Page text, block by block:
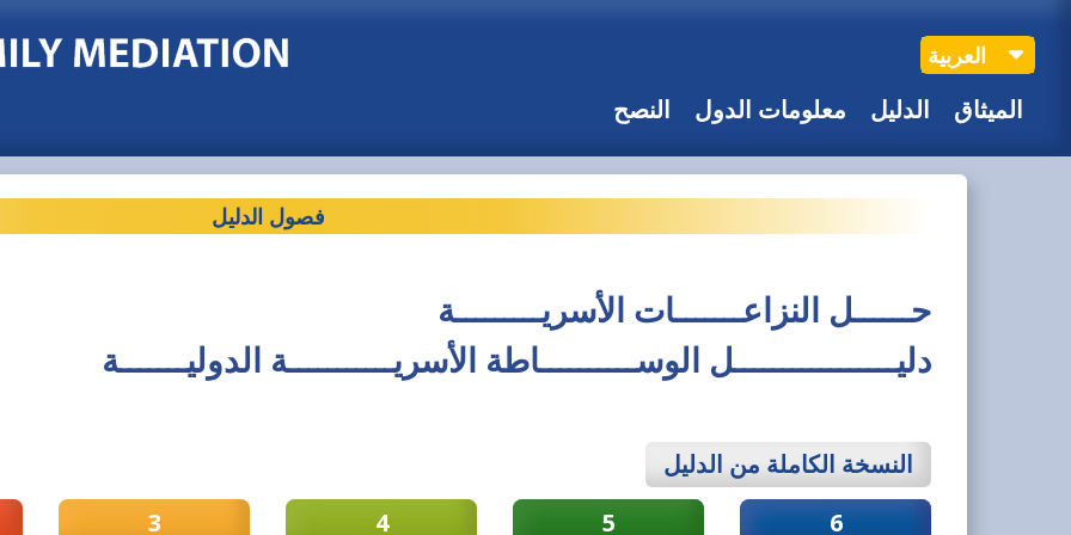
العربية
النصح معلومات الدول الدليل الميثاق
فصول الدليل
حــــــل النزاعـــــــات الأسريـــــــــة
دليـــــــــــــــــل الوســــــــــاطة الأسريـــــــــــة الدوليـــــــة
النسخة الكاملة من الدليل
3
4 5 6